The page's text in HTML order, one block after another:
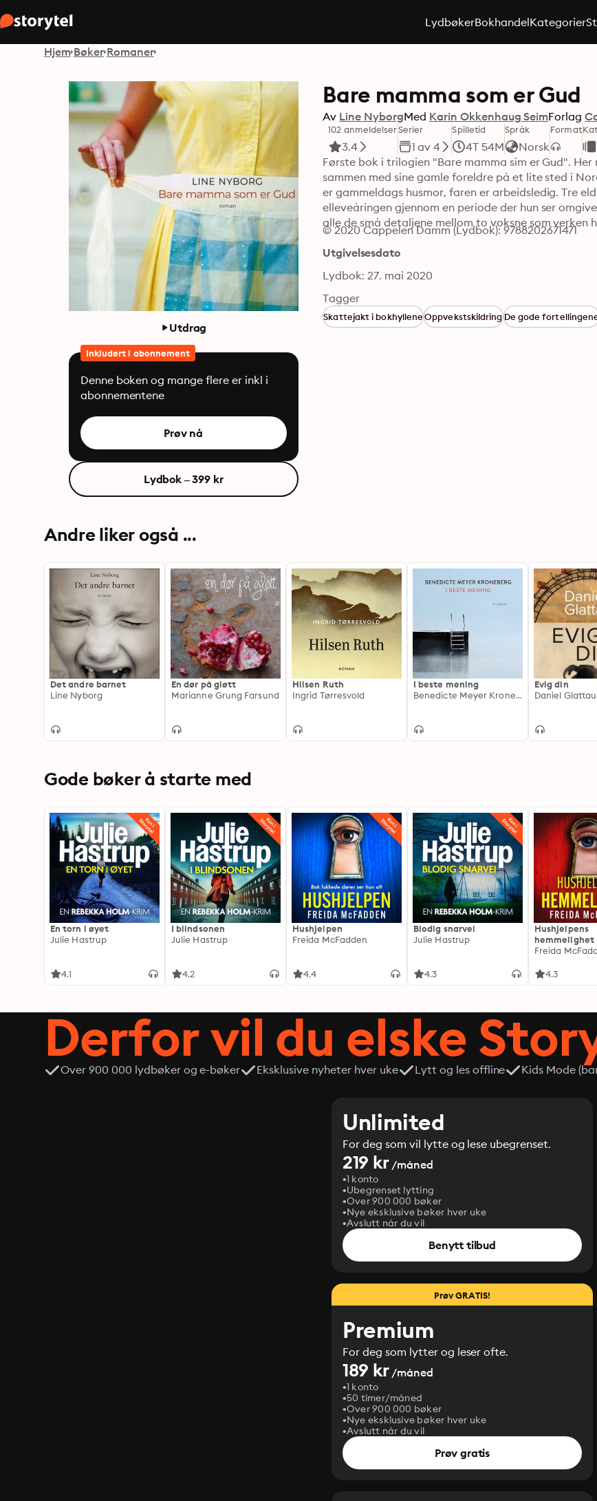
LydbøkerBokhandelKategorier
Hjem Bøker Romaner
Utdrag
Inkludert i abonnement
Denne boken og mange flere er inkl i
abonnementene
Prøv nå
Lydbok – 399 kr
Bare mamma som er Gud
Av Line NyborgMed Karin Okkenhaug SeimForlag
102 anmeldelser
3.4
Serier
1 av 4
Spilletid
4T 54M
Språk
Norsk
Format
Første bok i trilogien "Bare mamma sim er Gud".
sammen med sine gamle foreldre på et lite sted i
er gammeldags husmor, faren er arbeidsledig. Tre
elleveåringen gjennom en periode der hun ser
alle de små detaljene mellom to voksne som verken
© 2020 Cappelen Damm (Lydbok): 9788202671471
Utgivelsesdato
Lydbok: 27. mai 2020
Tagger
Skattejakt i bokhylleneOppvekstskildringDe gode
Andre liker også ...
Det andre barnet
Line Nyborg
En dør på gløtt
Marianne Grung Farsund
Hilsen Ruth
Ingrid Tørresvold
I beste mening
Benedicte Meyer Kroneberg
Evig din
Daniel
Gode bøker å starte med
En torn i øyet
Julie Hastrup
4.1
I blindsonen
Julie Hastrup
4.2
Hushjelpen
Freida McFadden
4.4
Blodig snarvei
Julie Hastrup
4.3
Hushjelpens
hemmelighet
Freida
4.3
Derfor vil du elske
Over 900 000 lydbøker og e-bøker Eksklusive nyheter hver uke Lytt og les offline Kids Mode
Unlimited
For deg som vil lytte og lese ubegrenset.
219 kr/måned
1 konto
Ubegrenset lytting
Over 900 000 bøker
Nye eksklusive bøker hver uke
Avslutt når du vil
Benytt tilbud
Prøv GRATIS!
Premium
For deg som lytter og leser ofte.
189 kr/måned
1 konto
50 timer/måned
Over 900 000 bøker
Nye eksklusive bøker hver uke
Avslutt når du vil
Prøv gratis